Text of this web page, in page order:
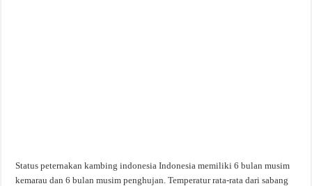
Status peternakan kambing indonesia Indonesia memiliki 6 bulan musim
kemarau dan 6 bulan musim penghujan. Temperatur rata-rata dari sabang